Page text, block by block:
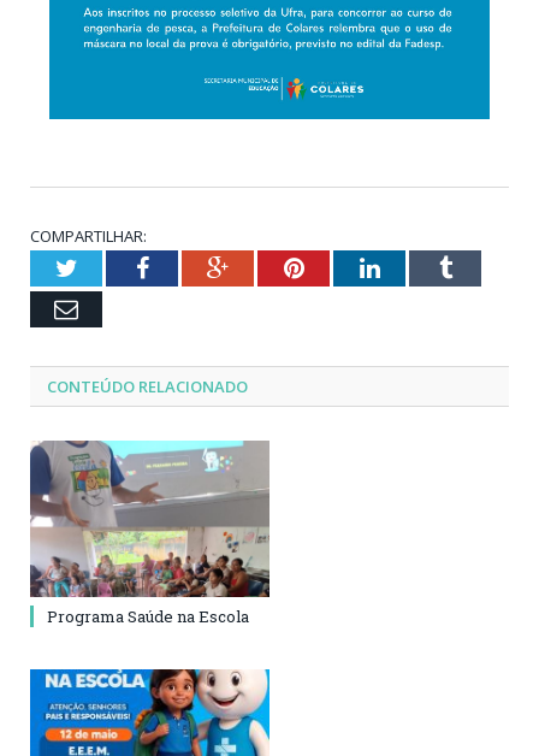
COMPARTILHAR:
TwitterFacebookGoogle+PinterestLinkedInTumblr
Email
CONTEÚDO RELACIONADO
Programa Saúde na Escola